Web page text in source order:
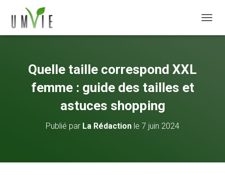
Quelle taille correspond XXL
femme : guide des tailles et
astuces shopping
Publié par La Rédaction le 7 juin 2024